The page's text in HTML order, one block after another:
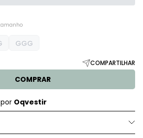
GGG
COMPRAR
COMPARTILHAR
Oqvestir